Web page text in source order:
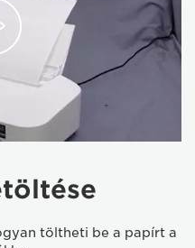
töltheti be a papírt a